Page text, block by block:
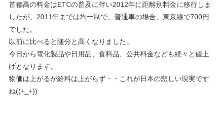
首都高の料金はETCの普及に伴い2012年に距離別料金に移行しま
したが、2011年までは均一制で、普通車の場合、東京線で700円
でした。
以前に比べると随分と高くなりました。
今日から電化製品や日用品、食料品、公共料金なども続々と値上
げとなります。
物価は上がるが給料は上がらず・・これが日本の悲しい現実です
ね((+_+))